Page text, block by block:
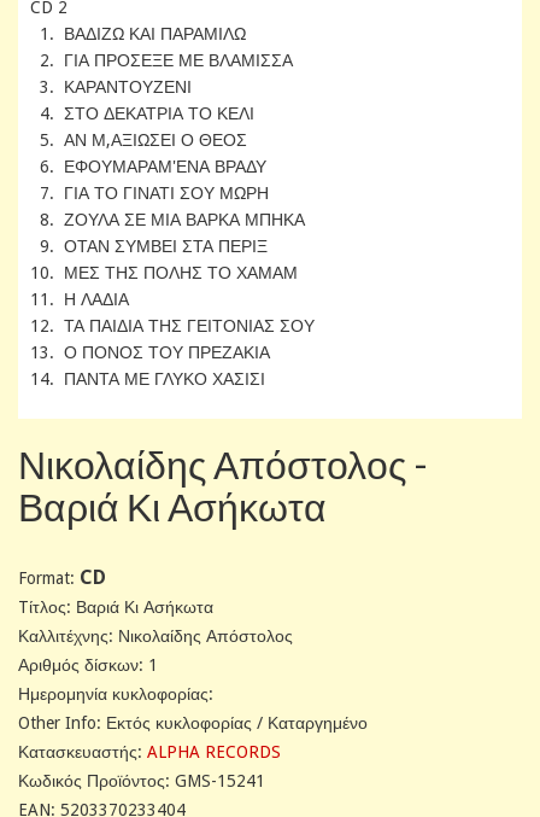
CD 2
1. ΒΑΔΙΖΩ ΚΑΙ ΠΑΡΑΜΙΛΩ
2. ΓΙΑ ΠΡΟΣΕΞΕ ΜΕ ΒΛΑΜΙΣΣΑ
3. ΚΑΡΑΝΤΟΥΖΕΝΙ
4. ΣΤΟ ΔΕΚΑΤΡΙΑ ΤΟ ΚΕΛΙ
5. ΑΝ Μ,ΑΞΙΩΣΕΙ Ο ΘΕΟΣ
6. ΕΦΟΥΜΑΡΑΜ'ΕΝΑ ΒΡΑΔΥ
7. ΓΙΑ ΤΟ ΓΙΝΑΤΙ ΣΟΥ ΜΩΡΗ
8. ΖΟΥΛΑ ΣΕ ΜΙΑ ΒΑΡΚΑ ΜΠΗΚΑ
9. ΟΤΑΝ ΣΥΜΒΕΙ ΣΤΑ ΠΕΡΙΞ
10. ΜΕΣ ΤΗΣ ΠΟΛΗΣ ΤΟ ΧΑΜΑΜ
11. Η ΛΑΔΙΑ
12. ΤΑ ΠΑΙΔΙΑ ΤΗΣ ΓΕΙΤΟΝΙΑΣ ΣΟΥ
13. Ο ΠΟΝΟΣ ΤΟΥ ΠΡΕΖΑΚΙΑ
14. ΠΑΝΤΑ ΜΕ ΓΛΥΚΟ ΧΑΣΙΣΙ
Νικολαίδης Απόστολος -
Βαριά Κι Ασήκωτα
Format: CD
Tίτλος: Βαριά Κι Ασήκωτα
Καλλιτέχνης: Νικολαίδης Απόστολος
Αριθμός δίσκων: 1
Ημερομηνία κυκλοφορίας:
Other Info: Εκτός κυκλοφορίας / Καταργημένο
Κατασκευαστής: ALPHA RECORDS
Κωδικός Προϊόντος: GMS-15241
EAN: 5203370233404